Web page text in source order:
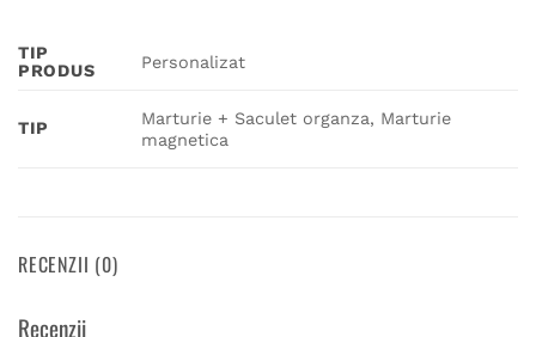
TIP
PRODUS
Personalizat
TIP
Marturie + Saculet organza, Marturie
magnetica
RECENZII (0)
Recenzii